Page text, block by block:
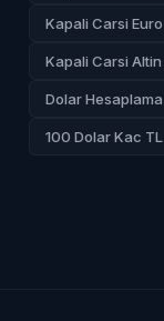
Kapali Carsi
Kapali Carsi
Dolar Hesaplama
100 Dolar Kac TL